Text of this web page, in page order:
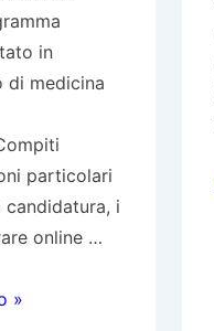
in
di medicina
particolari
candidatura, i
online …
»